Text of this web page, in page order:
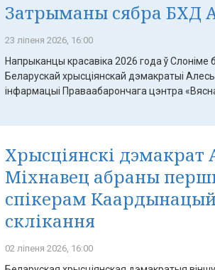
Затрыманы сябра БХД
23 ліпеня 2026, 16:00
Напрыканцы красавіка 2026 года ў
Беларускай хрысціянскай дэмакратыі
інфармацыі Праваабарончага цэнтра
Хрысціянскі дэмакрат
Міхнавец абраны
спікерам
склікання
02 ліпеня 2026, 16:00